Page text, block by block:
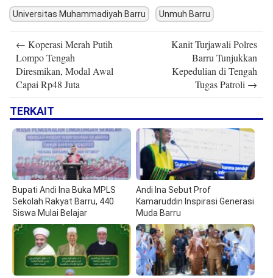
Universitas Muhammadiyah Barru Unmuh Barru
navigation
← Koperasi Merah Putih
Lompo Tengah
Diresmikan, Modal Awal
Capai Rp48 Juta
Kanit Turjawali Polres
Barru Tunjukkan
Kepedulian di Tengah
Tugas Patroli →
TERKAIT
Bupati Andi Ina Buka MPLS
Sekolah Rakyat Barru, 440
Siswa Mulai Belajar
Andi Ina Sebut Prof
Kamaruddin Inspirasi Generasi
Muda Barru